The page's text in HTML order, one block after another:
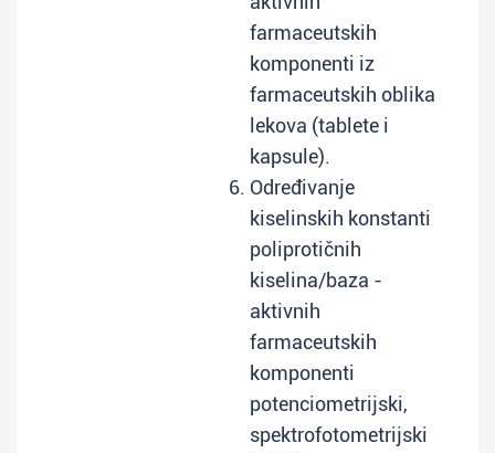
farmaceutskih
komponenti iz
farmaceutskih oblika
lekova (tablete i
kapsule).
Određivanje
kiselinskih konstanti
poliprotičnih
kiselina/baza -
aktivnih
farmaceutskih
komponenti
potenciometrijski,
spektrofotometrijski